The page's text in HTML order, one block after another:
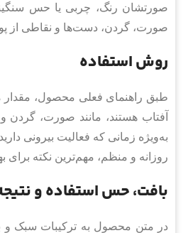
صورتشان رنگ، چربی یا حس سنگینی
صورت، گردن، دست‌ها و نقاطی از
روش استفاده
آفتاب هستند، مانند صورت،
به‌ویژه زمانی که فعالیت بیرونی
روزانه و منظم، مهم‌ترین نکته
بافت، حس استفاده و
در متن محصول به ترکیبات سبک